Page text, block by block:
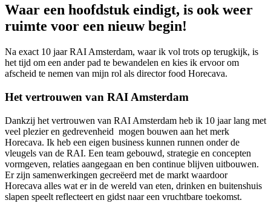
Waar een hoofdstuk eindigt, is ook weer
ruimte voor een nieuw begin!
Na exact 10 jaar RAI Amsterdam, waar ik vol trots op terugkijk, is
het tijd om een ander pad te bewandelen en kies ik ervoor om
afscheid te nemen van mijn rol als director food Horecava.
Het vertrouwen van RAI Amsterdam
Dankzij het vertrouwen van RAI Amsterdam heb ik 10 jaar lang met
veel plezier en gedrevenheid mogen bouwen aan het merk
Horecava. Ik heb een eigen business kunnen runnen onder de
vleugels van de RAI. Een team gebouwd, strategie en concepten
vormgeven, relaties aangegaan en ben continue blijven uitbouwen.
Er zijn samenwerkingen gecreëerd met de markt waardoor
Horecava alles wat er in de wereld van eten, drinken en buitenshuis
slapen speelt reflecteert en gidst naar een vruchtbare toekomst.